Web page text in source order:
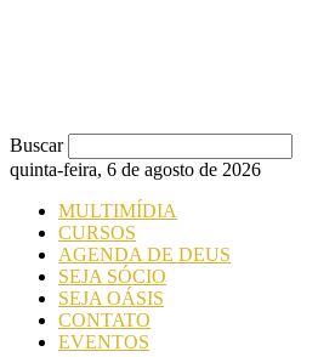
Buscar
quinta-feira, 6 de agosto de 2026
MULTIMÍDIA
CURSOS
AGENDA DE DEUS
SEJA SÓCIO
SEJA OÁSIS
CONTATO
EVENTOS